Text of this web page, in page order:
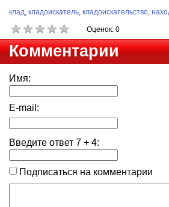
клад, кладоискатель, кладоискательство,
Оценок: 0
Комментарии
Имя:
E-mail:
Введите ответ 7 + 4:
Подписаться на комментарии